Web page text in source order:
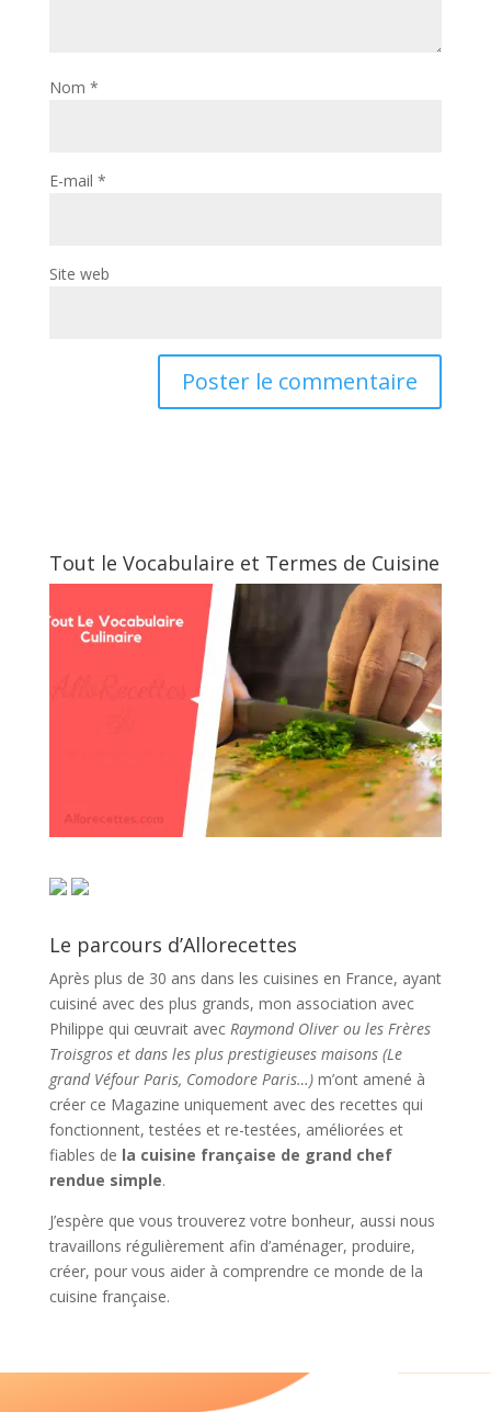
Nom *
E-mail *
Site web
Tout le Vocabulaire et Termes de Cuisine
Le parcours d’Allorecettes
Après plus de 30 ans dans les cuisines en France, ayant
cuisiné avec des plus grands, mon association avec
Philippe qui œuvrait avec Raymond Oliver ou les Frères
Troisgros et dans les plus prestigieuses maisons (Le
grand Véfour Paris, Comodore Paris…)m’ont amené à
créer ce Magazine uniquement avec des recettes qui
fonctionnent, testées et re-testées, améliorées et
fiables de la cuisine française de grand chef
rendue simple.
J’espère que vous trouverez votre bonheur, aussi nous
travaillons régulièrement afin d’aménager, produire,
créer, pour vous aider à comprendre ce monde de la
cuisine française.